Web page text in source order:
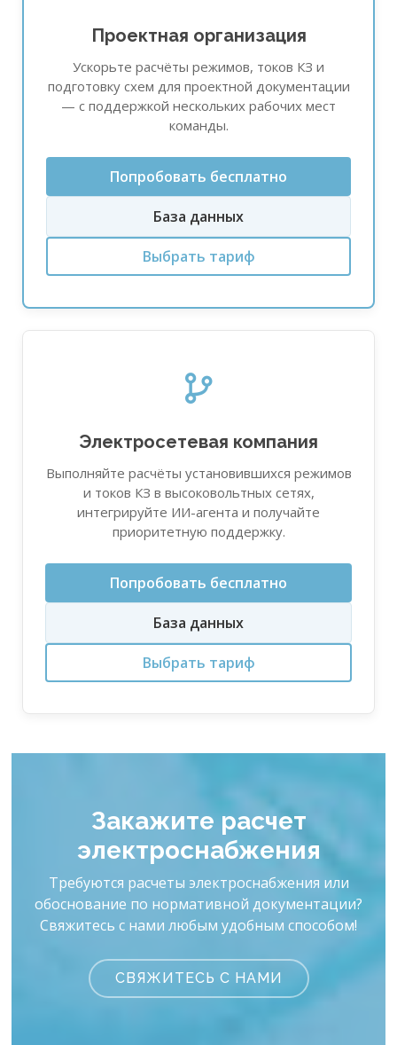
Проектная организация
Ускорьте расчёты режимов, токов КЗ и
подготовку схем для проектной документации
— с поддержкой нескольких рабочих мест
команды.
Попробовать бесплатно
База данных
Выбрать тариф
Электросетевая компания
Выполняйте расчёты установившихся режимов
и токов КЗ в высоковольтных сетях,
интегрируйте ИИ-агента и получайте
приоритетную поддержку.
Попробовать бесплатно
База данных
Выбрать тариф
Закажите расчет
электроснабжения
Требуются расчеты электроснабжения или
обоснование по нормативной документации?
Свяжитесь с нами любым удобным способом!
СВЯЖИТЕСЬ С НАМИ